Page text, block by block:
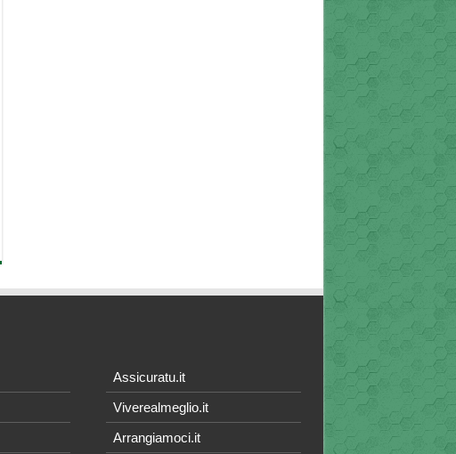
Assicuratu.it
Viverealmeglio.it
Arrangiamoci.it